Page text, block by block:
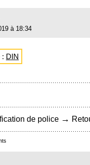
à 18:34
: DIN
de police →